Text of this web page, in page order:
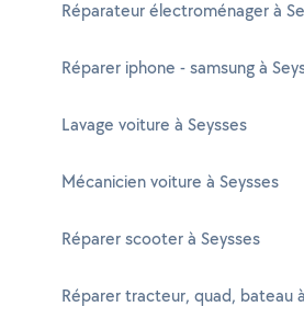
Réparateur électroménager à
Réparer iphone - samsung à
Lavage voiture à Seysses
Mécanicien voiture à Seysses
Réparer scooter à Seysses
Réparer tracteur, quad, bateau